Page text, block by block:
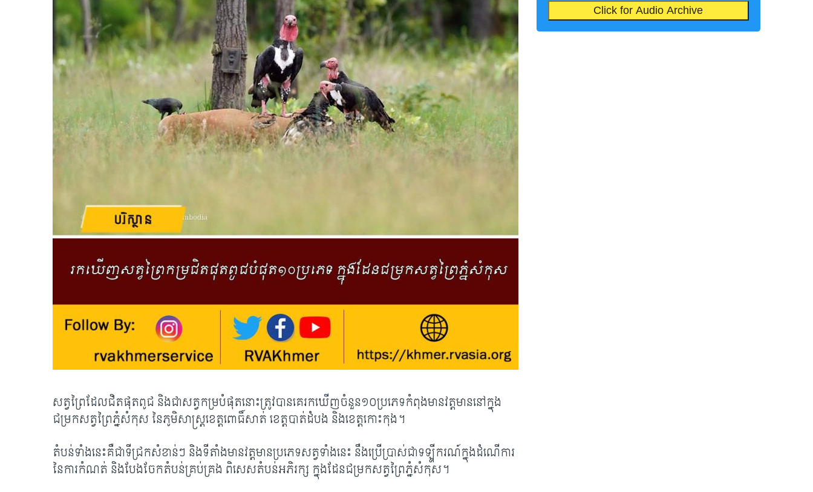
សត្វព្រៃដែលជិតផុតពូជ និងជាសត្វកម្របំផុតនោះត្រូវបានគេរកឃើញចំនួន១០ប្រភេទកំពុងមានវត្តមាននៅក្នុង
ជម្រកសត្វព្រៃភ្នំសំកុស នៃភូមិសាស្ត្រខេត្តពោធិ៍សាត់ ខេត្តបាត់ដំបង និងខេត្តកោះកុង។
តំបន់ទាំងនេះគឺជាទីជ្រកសំខាន់ៗ និងទីតាំងមានវត្តមានប្រភេទសត្វទាំងនេះ នឹងប្រើប្រាស់ជាទឡ្ហីករណ៍ក្នុងដំណើការ
នៃការកំណត់ និងបែងចែកតំបន់គ្រប់គ្រង ពិសេសតំបន់អភិរក្ស ក្នុងដែនជម្រកសត្វព្រៃភ្នំសំកុស។
Click for Audio Archive